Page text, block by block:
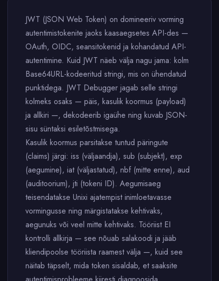
JWT (JSON Web Token) on domineeriv vorming
autentimistokenite jaoks kaasaegsetes API-des —
OAuth, OIDC, seansitokenid ja kohandatud API-
autentimine. Kuid JWT näeb välja nagu jama: kolm
Base64URL-kodeeritud stringi, mis on ühendatud
punktidega. JWT Debugger jagab selle stringi
kolmeks osaks — päis, kasulik koormus (payload)
ja allkiri —, dekodeerib igaühe ning kuvab JSON-
sisu süntaksi esiletõstmisega.
Kasulik koormus parsitakse tuntud päringute
(claims) järgi: iss (väljaandja), sub (subjekt), exp
(aegumine), iat (väljastatud), nbf (mitte enne), aud
(auditoorium), jti (tokeni ID). Aegumisaeg
teisendatakse Unixi ajatempist inimloetavasse
vormingusse ning märgistatakse kehtivaks,
aegunuks või veel mitte kehtivaks. Tööriist EI
kontrolli allkirja — see nõuab salakoodi ja jääb
kliendipoolse tööriista raamest välja —, kuid see
näitab täpselt, mida token sisaldab, et saaksite